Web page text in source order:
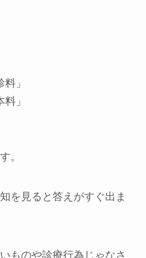
」
」
。
を見ると答えがすぐ出ま
ものや診療行為じゃなさ